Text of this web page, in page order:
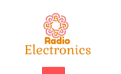
ГЛАВНОЕ
МЕНЮ